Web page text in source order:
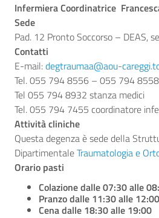
Infermiera Coordinatrice
Sede
Pad. 12 Pronto Soccorso – DEAS,
Contatti
E-mail:degtraumaa@aou-
Tel. 055 794 8556 – 055 794
Tel 055 794 8932 stanza medici
Tel. 055 794 7455 coordinatore
Attività cliniche
Questa degenza è sede della
DipartimentaleTraumatologia e
Orario pasti
Colazione dalle 07:30 alle
Pranzo dalle 11:30 alle 12:00
Cena dalle 18:30 alle 19:00